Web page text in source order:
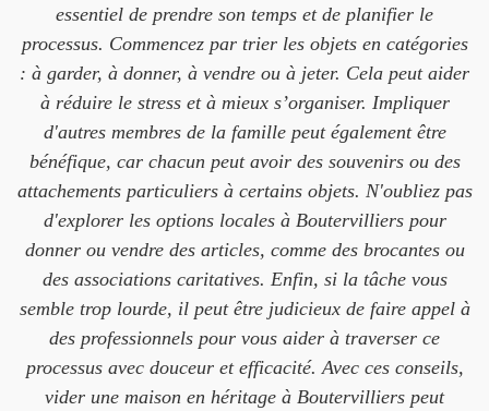
essentiel de prendre son temps et de planifier le
processus. Commencez par trier les objets en catégories
: à garder, à donner, à vendre ou à jeter. Cela peut aider
à réduire le stress et à mieux s’organiser. Impliquer
d'autres membres de la famille peut également être
bénéfique, car chacun peut avoir des souvenirs ou des
attachements particuliers à certains objets. N'oubliez pas
d'explorer les options locales à Boutervilliers pour
donner ou vendre des articles, comme des brocantes ou
des associations caritatives. Enfin, si la tâche vous
semble trop lourde, il peut être judicieux de faire appel à
des professionnels pour vous aider à traverser ce
processus avec douceur et efficacité. Avec ces conseils,
vider une maison en héritage à Boutervilliers peut